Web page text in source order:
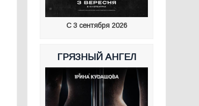
С 3 сентября 2026
ГРЯЗНЫЙ АНГЕЛ